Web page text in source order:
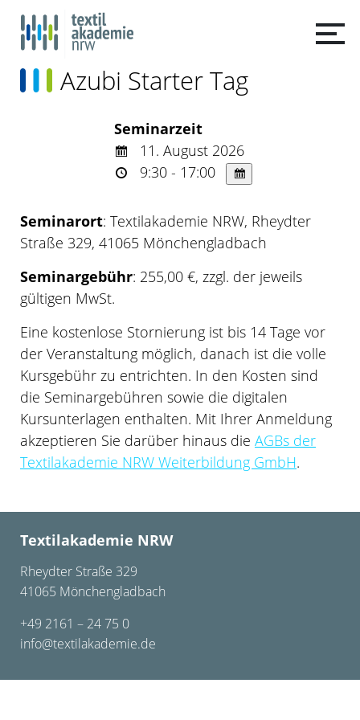
Azubi Starter Tag
Seminarzeit
11. August 2026
9:30 - 17:00
Seminarort: Textilakademie NRW, Rheydter
Straße 329, 41065 Mönchengladbach
Seminargebühr: 255,00 €, zzgl. der jeweils
gültigen MwSt.
Eine kostenlose Stornierung ist bis 14 Tage vor
der Veranstaltung möglich, danach ist die volle
Kursgebühr zu entrichten. In den Kosten sind
die Seminargebühren sowie die digitalen
Kursunterlagen enthalten. Mit Ihrer Anmeldung
akzeptieren Sie darüber hinaus die AGBs der
Textilakademie NRW Weiterbildung GmbH.
Textilakademie NRW
Rheydter Straße 329
41065 Mönchengladbach
+49 2161 – 24 75 0
info@textilakademie.de